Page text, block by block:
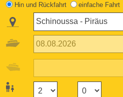
Hin und Rückfahrt einfache Fahrt